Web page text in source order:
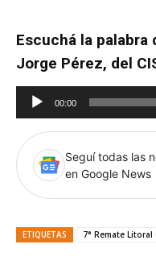
Escuchá la palabra
Jorge Pérez, del
e
r
o
c
00:00
Seguí todas las
en Google News
ETIQUETAS 7° Remate Litoral